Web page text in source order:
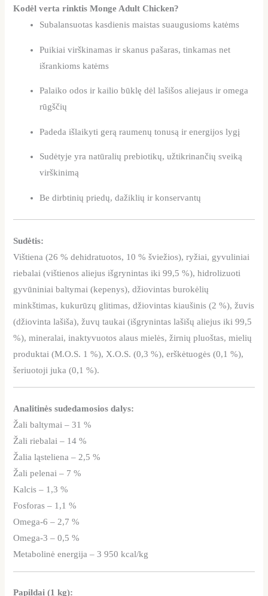
Kodėl verta rinktis Monge Adult Chicken?
Subalansuotas kasdienis maistas suaugusioms katėms
Puikiai virškinamas ir skanus pašaras, tinkamas net
išrankioms katėms
Palaiko odos ir kailio būklę dėl lašišos aliejaus ir omega
rūgščių
Padeda išlaikyti gerą raumenų tonusą ir energijos lygį
Sudėtyje yra natūralių prebiotikų, užtikrinančių sveiką
virškinimą
Be dirbtinių priedų, dažiklių ir konservantų
Sudėtis:
Vištiena (26 % dehidratuotos, 10 % šviežios), ryžiai, gyvuliniai
riebalai (vištienos aliejus išgrynintas iki 99,5 %), hidrolizuoti
gyvūniniai baltymai (kepenys), džiovintas burokėlių
minkštimas, kukurūzų glitimas, džiovintas kiaušinis (2 %), žuvis
(džiovinta lašiša), žuvų taukai (išgrynintas lašišų aliejus iki 99,5
%), mineralai, inaktyvuotos alaus mielės, žirnių pluoštas, mielių
produktai (M.O.S. 1 %), X.O.S. (0,3 %), erškėtuogės (0,1 %),
šeriuotoji juka (0,1 %).
Analitinės sudedamosios dalys:
Žali baltymai – 31 %
Žali riebalai – 14 %
Žalia ląsteliena – 2,5 %
Žali pelenai – 7 %
Kalcis – 1,3 %
Fosforas – 1,1 %
Omega-6 – 2,7 %
Omega-3 – 0,5 %
Metabolinė energija – 3 950 kcal/kg
Papildai (1 kg):